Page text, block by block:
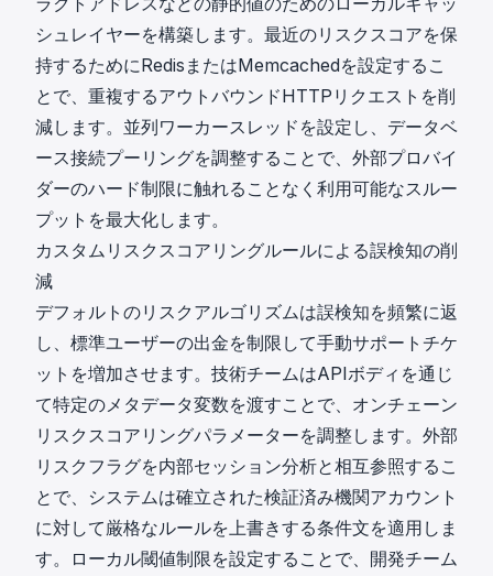
シュレイヤーを構築します。最近のリスクスコアを保
持するためにRedisまたはMemcachedを設定するこ
とで、重複するアウトバウンドHTTPリクエストを削
減します。並列ワーカースレッドを設定し、データベ
ース接続プーリングを調整することで、外部プロバイ
ダーのハード制限に触れることなく利用可能なスルー
プットを最大化します。
カスタムリスクスコアリングルールによる誤検知の削
減
デフォルトのリスクアルゴリズムは誤検知を頻繁に返
し、標準ユーザーの出金を制限して手動サポートチケ
ットを増加させます。技術チームはAPIボディを通じ
て特定のメタデータ変数を渡すことで、オンチェーン
リスクスコアリングパラメーターを調整します。外部
リスクフラグを内部セッション分析と相互参照するこ
とで、システムは確立された検証済み機関アカウント
に対して厳格なルールを上書きする条件文を適用しま
す。ローカル閾値制限を設定することで、開発チーム